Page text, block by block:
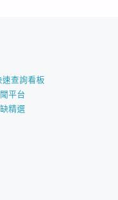
查詢看板
平台
精選